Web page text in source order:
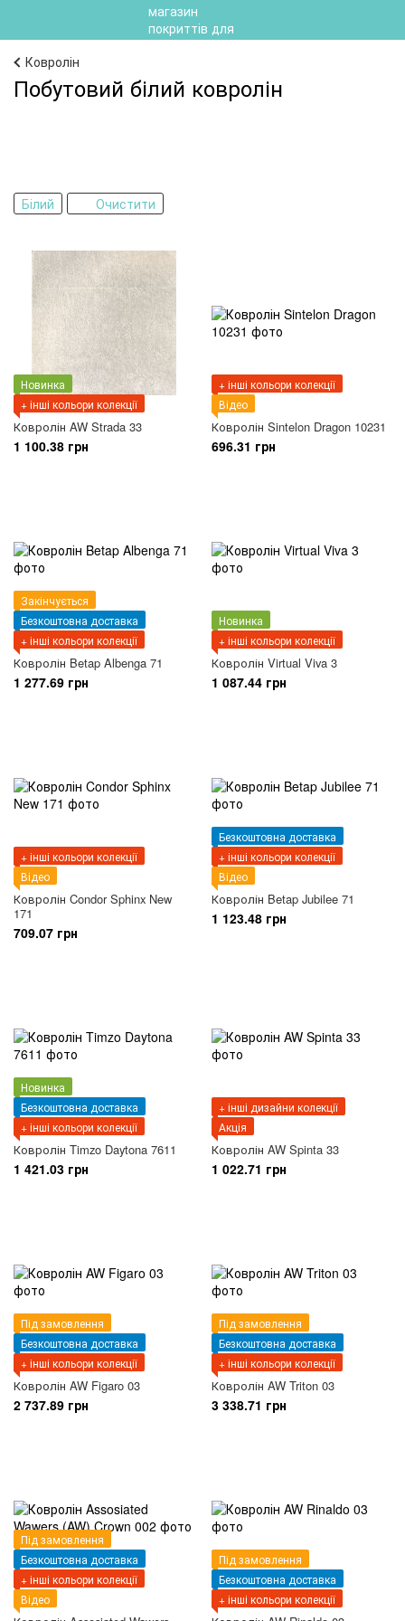
Ковролін
Побутовий білий ковролін
Білий Очистити
Новинка
+ інші кольори колекції
Ковролін AW Strada 33
1 100.38 грн
+ інші кольори колекції
Відео
Ковролін Sintelon Dragon 10231
696.31 грн
Закінчується
Безкоштовна доставка
+ інші кольори колекції
Ковролін Betap Albenga 71
1 277.69 грн
Новинка
+ інші кольори колекції
Ковролін Virtual Viva 3
1 087.44 грн
+ інші кольори колекції
Відео
Ковролін Condor Sphinx New
171
709.07 грн
Безкоштовна доставка
+ інші кольори колекції
Відео
Ковролін Betap Jubilee 71
1 123.48 грн
Новинка
Безкоштовна доставка
+ інші кольори колекції
Ковролін Timzo Daytona 7611
1 421.03 грн
+ інші дизайни колекції
Акція
Ковролін AW Spinta 33
1 022.71 грн
Під замовлення
Безкоштовна доставка
+ інші кольори колекції
Ковролін AW Figaro 03
2 737.89 грн
Під замовлення
Безкоштовна доставка
+ інші кольори колекції
Ковролін AW Triton 03
3 338.71 грн
Під замовлення
Безкоштовна доставка
+ інші кольори колекції
Відео
Під замовлення
Безкоштовна доставка
+ інші кольори колекції